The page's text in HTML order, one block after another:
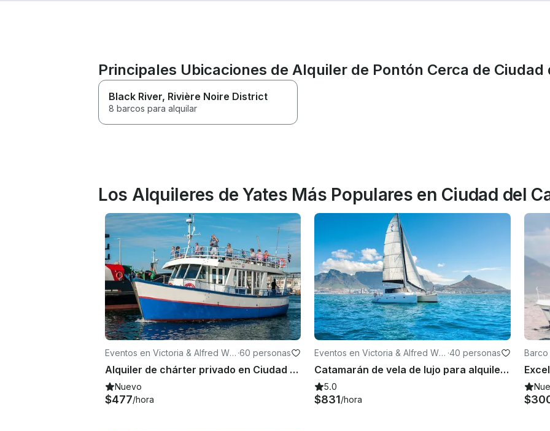
Principales Ubicaciones de Alquiler de Pontón Cerca de Ciudad
Black River, Rivière Noire District
8 barcos para alquilar
Los Alquileres de Yates Más Populares en Ciudad del
Eventos en Victoria & Alfred Wat
erfront
·60 personas
Alquiler de chárter privado en Ciudad del Cabo, Sudáfrica
Nuevo
$477/hora
Eventos en Victoria & Alfred Wat
erfront
·40 personas
Catamarán de vela de lujo para alquiler privado en Ciudad del Cabo
5.0
$831/hora
Barco
bo